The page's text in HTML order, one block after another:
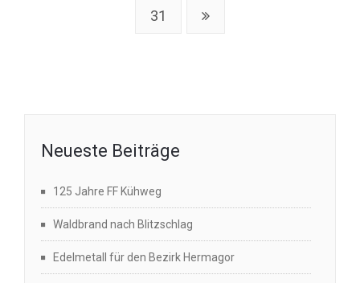
31
Neueste Beiträge
125 Jahre FF Kühweg
Waldbrand nach Blitzschlag
Edelmetall für den Bezirk Hermagor